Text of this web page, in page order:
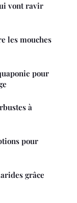
vont ravir
les mouches
pour
à
pour
grâce